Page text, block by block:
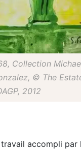
Collection
© The
2012
accompli